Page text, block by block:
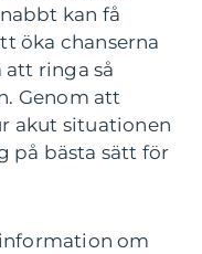
kan få
öka chanserna
att ringa så
Genom att
akut situationen
på bästa sätt för
om